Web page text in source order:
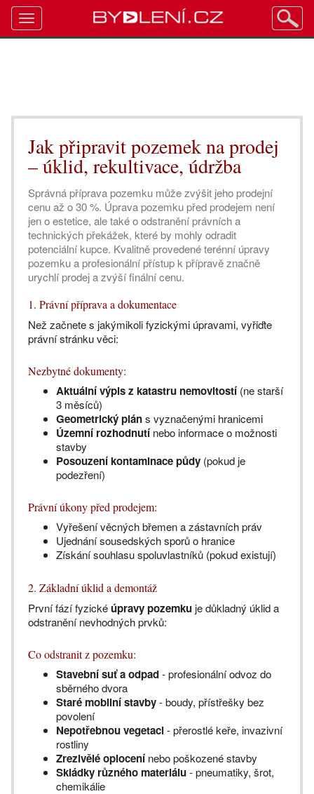
Jak připravit pozemek na prodej
– úklid, rekultivace, údržba
Správná příprava pozemku může zvýšit jeho prodejní
cenu až o 30 %. Úprava pozemku před prodejem není
jen o estetice, ale také o odstranění právních a
technických překážek, které by mohly odradit
potenciální kupce. Kvalitně provedené terénní úpravy
pozemku a profesionální přístup k přípravě značně
urychlí prodej a zvýší finální cenu.
1. Právní příprava a dokumentace
Než začnete s jakýmikoli fyzickými úpravami, vyřiďte
právní stránku věci:
Nezbytné dokumenty:
Aktuální výpis z katastru nemovitostí (ne starší
3 měsíců)
Geometrický pláns vyznačenými hranicemi
Územní rozhodnutí nebo informace o možnosti
stavby
Posouzení kontaminace půdy (pokud je
podezření)
Právní úkony před prodejem:
Vyřešení věcných břemen a zástavních práv
Ujednání sousedských sporů o hranice
Získání souhlasu spoluvlastníků (pokud existují)
2. Základní úklid a demontáž
První fází fyzickéúpravy pozemku je důkladný úklid a
odstranění nevhodných prvků:
Co odstranit z pozemku:
Stavební suť a odpad- profesionální odvoz do
sběrného dvora
Staré mobilní stavby- boudy, přístřešky bez
povolení
Nepotřebnou vegetaci- přerostlé keře, invazivní
rostliny
Zrezivělé oplocení nebo poškozené stavby
Skládky různého materiálu- pneumatiky, šrot,
chemikálie
Toggle
navigation